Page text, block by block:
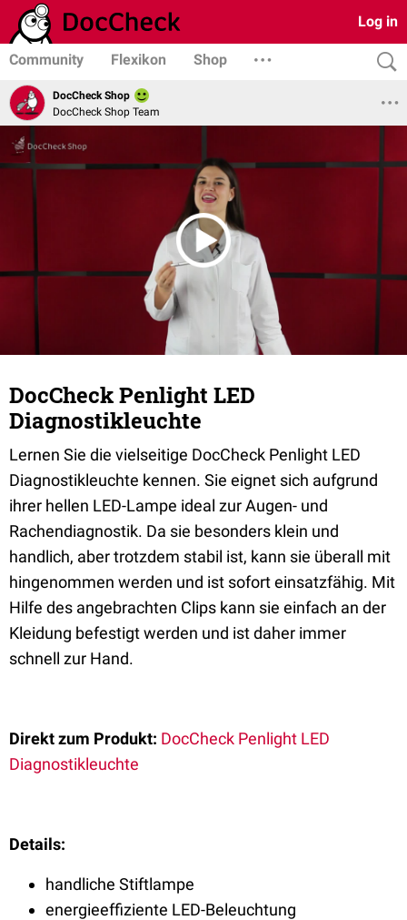
Log in
Community Flexikon Shop
DocCheck Shop
DocCheck Shop Team
DocCheck Penlight LED
Diagnostikleuchte
Lernen Sie die vielseitige DocCheck Penlight LED
Diagnostikleuchte kennen. Sie eignet sich aufgrund
ihrer hellen LED-Lampe ideal zur Augen- und
Rachendiagnostik. Da sie besonders klein und
handlich, aber trotzdem stabil ist, kann sie überall mit
hingenommen werden und ist sofort einsatzfähig. Mit
Hilfe des angebrachten Clips kann sie einfach an der
Kleidung befestigt werden und ist daher immer
schnell zur Hand.
Direkt zum Produkt: DocCheck Penlight LED
Diagnostikleuchte
Details:
handliche Stiftlampe
energieeffiziente LED-Beleuchtung